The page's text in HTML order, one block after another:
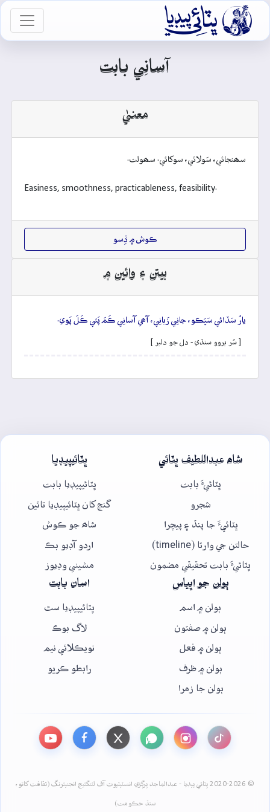

آسانِي بابت
معنيٰ
سھنجائي، سَولائي، سوکائي. سھولت.
Easiness, smoothness, practicableness, feasibility.
ڪوش ۾ ڏِسو
بيتن ۽ وائين ۾
يارُ سَڏائي سَڀَڪو، جانِي زَبانِي، آھي آسانِي ڪَمَ پَئي ڪَلَ پَوي.
[ سُر بروو سنڌي - دل جو دلبر ]
شاھ عبداللطيف ڀٽائي
ڀٽائيءَ بابت
شجرو
ڀٽائيءَ جا پنڌ ۽ پيچرا
حالتن جي وارتا (timeline)
ڀٽائيءَ بابت تحقيقي مضمون
ڀٽائيپيڊيا
ڀٽائيپيڊيا بابت
گنج کان ڀٽائيپيڊيا تائين
شاھ جو ڪوش
اردو آڊيو بڪ
مشيني وڊيوز
ٻولن جو اڀياس
ٻولن ۾ اسم
ٻولن ۾ صفتون
ٻولن ۾ فعل
ٻولن ۾ ظرف
ٻولن جا زمرا
اسان بابت
ڀٽائيپيڊيا سٿ
لاگ بوڪ
نويڪلائي نيم
رابطو ڪريو
© 2020-2026 ڀٽائي پيڊيا - عبدالماجد ڀرڳڙي انسٽيٽيوٽ آف لئنگئيج انجنيئرنگ (ثقافت کاتو،
سنڌ حڪومت)